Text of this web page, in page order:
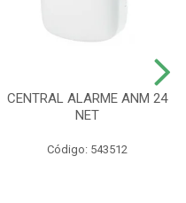
CENTRAL ALARME ANM 24
NET
Código: 543512